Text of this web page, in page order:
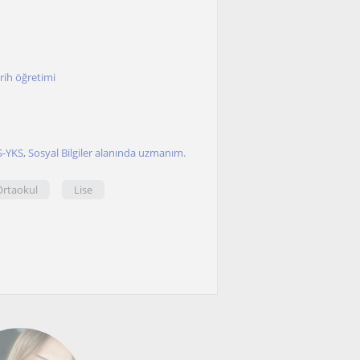
öğretimi
Sosyal Bilgiler alanında uzmanım.
Lise